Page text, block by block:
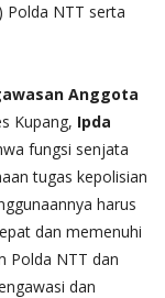
Polda NTT serta
Anggota
Kupang, Ipda
fungsi senjata
tugas kepolisian
harus
dan memenuhi
Polda NTT dan
dan